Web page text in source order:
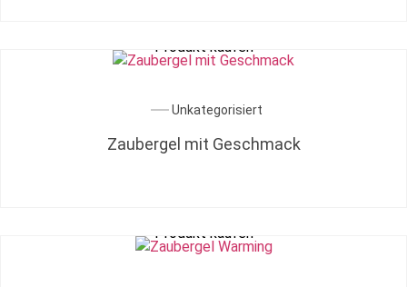
Produkt kaufen
Unkategorisiert
Zaubergel mit Geschmack
Produkt kaufen